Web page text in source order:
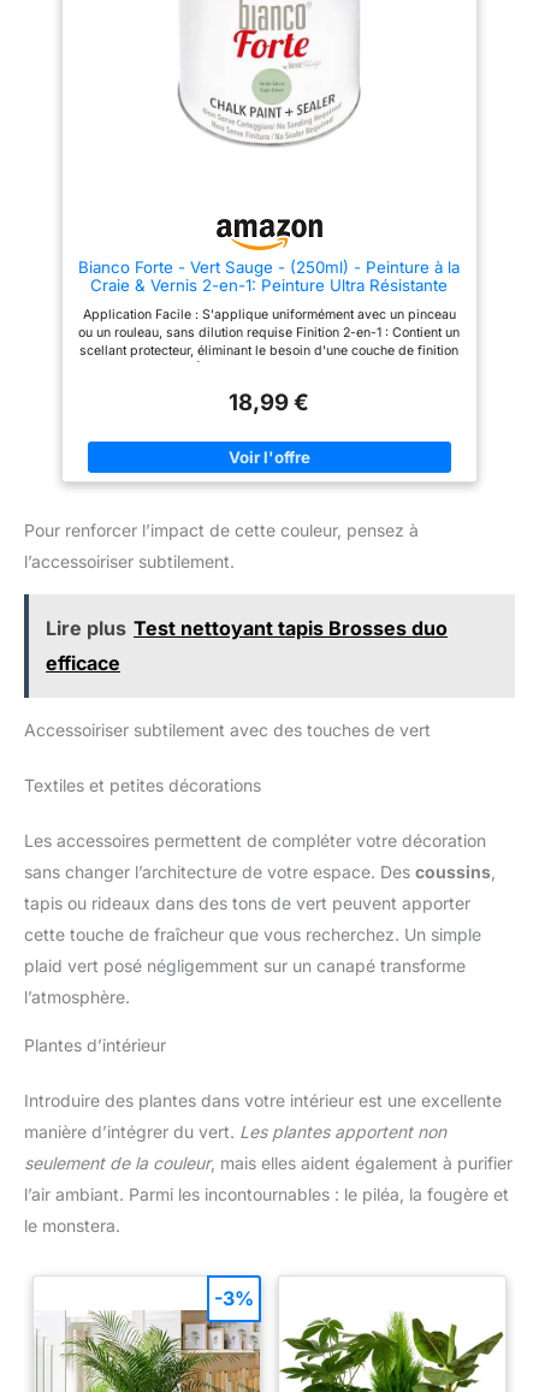
sans graisse et sans poussière,
par exemple : papier, carton,
bois, tissu, plastique, verre,
métal Fabriqué en Europe -
Lefranc Bourgeois respecte les
besoins des artistes et produit
des couleurs selon des normes
Bianco Forte - Vert Sauge - (250ml) - Peinture à la
Craie & Vernis 2-en-1: Peinture Ultra Résistante
Séchage Rapide, Intérieur/Extérieur, Finition Mate
Application Facile : S'applique uniformément avec un pinceau
ou un rouleau, sans dilution requise Finition 2-en-1 : Contient un
scellant protecteur, éliminant le besoin d'une couche de finition
de pinceau Haute Performance : Sèche en 4 heures avec une
18,99 €
Pour renforcer l’impact de cette couleur, pensez à
l’accessoiriser subtilement.
Lire plus Test nettoyant tapis Brosses duo
efficace
Accessoiriser subtilement avec des touches de vert
Textiles et petites décorations
Les accessoires permettent de compléter votre décoration
sans changer l’architecture de votre espace. Des coussins
tapis ou rideaux dans des tons de vert peuvent apporter
cette touche de fraîcheur que vous recherchez. Un simple
plaid vert posé négligemment sur un canapé transforme
l’atmosphère.
Plantes d’intérieur
Introduire des plantes dans votre intérieur est une excellente
manière d’intégrer du vert. Les plantes apportent non
seulement de la couleur, mais elles aident également à purifier
l’air ambiant. Parmi les incontournables : le piléa, la fougère et
le monstera.
-3%